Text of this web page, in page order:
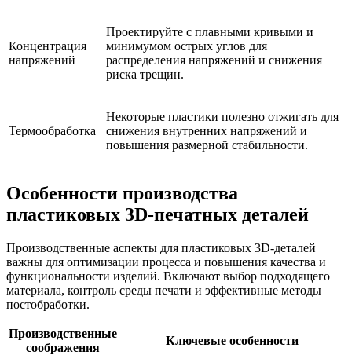
Концентрация
напряжений
Проектируйте с плавными кривыми и
минимумом острых углов для
распределения напряжений и снижения
риска трещин.
Термообработка
Некоторые пластики полезно отжигать для
снижения внутренних напряжений и
повышения размерной стабильности.
Особенности производства
пластиковых 3D-печатных деталей
Производственные аспекты для пластиковых 3D-деталей
важны для оптимизации процесса и повышения качества и
функциональности изделий. Включают выбор подходящего
материала, контроль среды печати и эффективные методы
постобработки.
Производственные
соображения
Ключевые особенности